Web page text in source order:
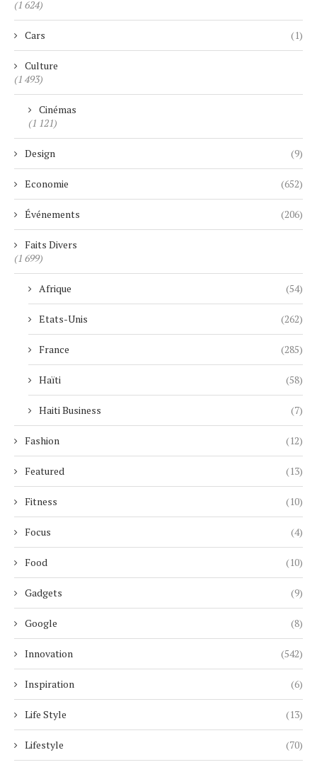
(1 624)
Cars (1)
Culture
(1 493)
Cinémas
(1 121)
Design (9)
Economie (652)
Événements (206)
Faits Divers
(1 699)
Afrique (54)
Etats-Unis (262)
France (285)
Haïti (58)
Haiti Business (7)
Fashion (12)
Featured (13)
Fitness (10)
Focus (4)
Food (10)
Gadgets (9)
Google (8)
Innovation (542)
Inspiration (6)
Life Style (13)
Lifestyle (70)